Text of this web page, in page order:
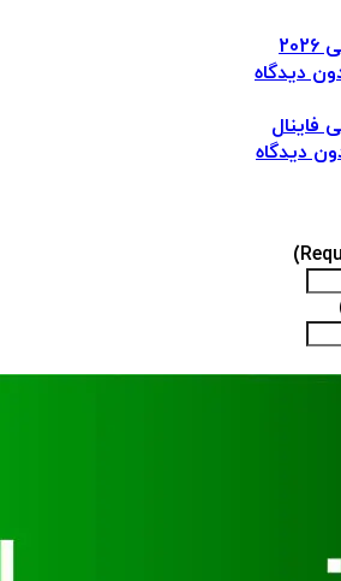
دیدگاه
فاینال
دیدگاه